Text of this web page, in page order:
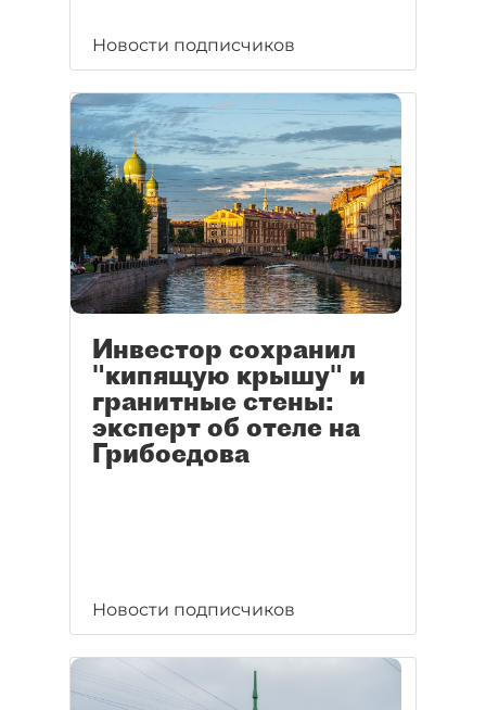
Новости подписчиков
Инвестор сохранил
"кипящую крышу" и
гранитные стены:
эксперт об отеле на
Грибоедова
Новости подписчиков